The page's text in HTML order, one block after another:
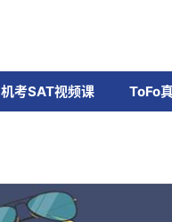
机考SAT视频课 ToFo